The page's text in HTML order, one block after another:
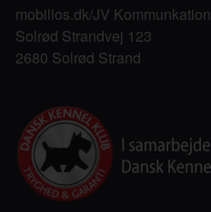
mobillos.dk/JV Kommunkation
Solrød Strandvej 123
2680 Solrød Strand